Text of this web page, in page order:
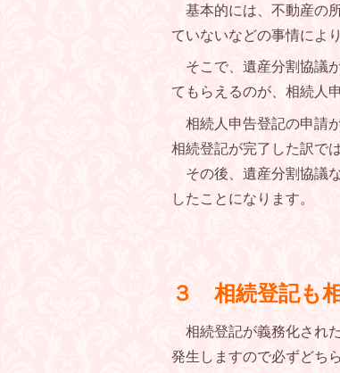
基本的には、不動産の
ていないなどの事情によ
そこで、遺産分割協議
てもらえるのが、相続人
相続人申告登記の申請
相続登記が完了した訳で
その後、遺産分割協議
したことになります。
３ 相続登記も
相続登記が義務化され
発生しますので必ずどち